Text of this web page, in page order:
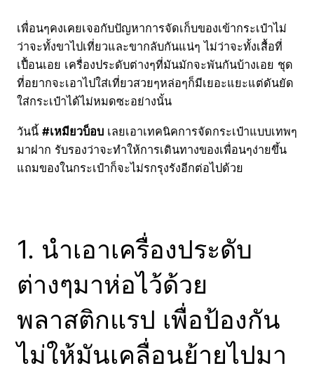
เพื่อนๆคงเคยเจอกับปัญหาการจัดเก็บของเข้ากระเป๋าไม่
ว่าจะทั้งขาไปเที่ยวและขากลับกันแน่ๆ ไม่ว่าจะทั้งเสื้อที่
เปื้อนเอย เครื่องประดับต่างๆที่มันมักจะพันกันบ้างเอย ชุด
ที่อยากจะเอาไปใส่เที่ยวสวยๆหล่อๆก็มีเยอะแยะแต่ดันยัด
ใส่กระเป๋าได้ไม่หมดซะอย่างนั้น
วันนี้ #เหมียวบ็อบ เลยเอาเทคนิคการจัดกระเป๋าแบบเทพๆ
มาฝาก รับรองว่าจะทำให้การเดินทางของเพื่อนๆง่ายขึ้น
แถมของในกระเป๋าก็จะไม่รกรุงรังอีกต่อไปด้วย
1. นำเอาเครื่องประดับ
ต่างๆมาห่อไว้ด้วย
พลาสติกแรป เพื่อป้องกัน
ไม่ให้มันเคลื่อนย้ายไปมา